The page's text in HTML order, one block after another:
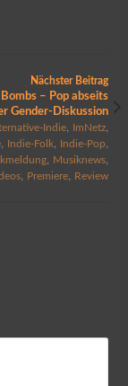
Nächster Beitrag
– Pop abseits
Gender-Diskussion
Indie ImNetz
Indie-Folk Indie-Pop
Musiknews
Premiere Review